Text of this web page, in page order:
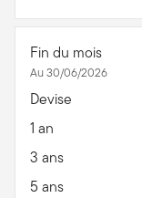
Fin du mois
Au 30/06/2026
Devise
1 an
3 ans
5 ans